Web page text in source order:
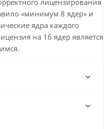
лицензирования
«минимум 8 ядер» и
ядра каждого
на 16 ядер является